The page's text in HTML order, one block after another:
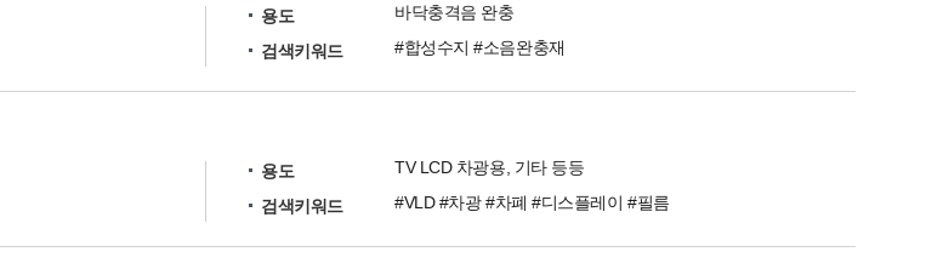
용도
바닥충격음 완충
검색키워드
#합성수지 #소음완충재
용도
TV LCD 차광용, 기타 등등
검색키워드
#VLD #차광 #차폐 #디스플레이 #필름